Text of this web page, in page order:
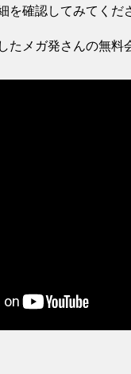
を確認してみてくだ
たメガ発さんの無